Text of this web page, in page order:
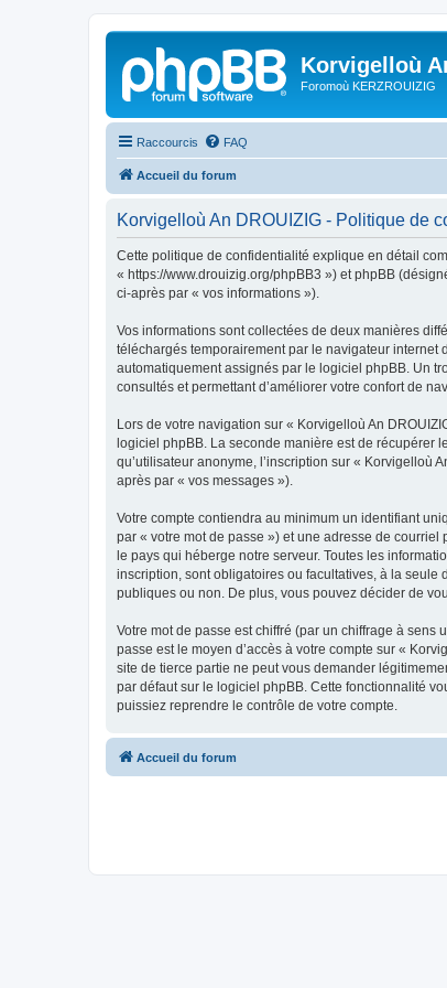
Korvigelloù
Foromoù KERZROUIZIG
Raccourcis FAQ
Accueil du forum
Korvigelloù An DROUIZIG - Politique de
Cette politique de confidentialité explique en détail
« https://www.drouizig.org/phpBB3 ») et phpBB
ci-après par « vos informations »).
Vos informations sont collectées de deux manières
téléchargés temporairement par le navigateur internet
automatiquement assignés par le logiciel phpBB. Un
consultés et permettant d’améliorer votre confort de
Lors de votre navigation sur « Korvigelloù An
logiciel phpBB. La seconde manière est de récupérer
qu’utilisateur anonyme, l’inscription sur « Korvigelloù
après par « vos messages »).
Votre compte contiendra au minimum un identifiant
par « votre mot de passe ») et une adresse de
le pays qui héberge notre serveur. Toutes les
inscription, sont obligatoires ou facultatives, à la seule
publiques ou non. De plus, vous pouvez décider de
Votre mot de passe est chiffré (par un chiffrage à sens
passe est le moyen d’accès à votre compte sur «
site de tierce partie ne peut vous demander
par défaut sur le logiciel phpBB. Cette fonctionnalité
puissiez reprendre le contrôle de votre compte.
Accueil du forum